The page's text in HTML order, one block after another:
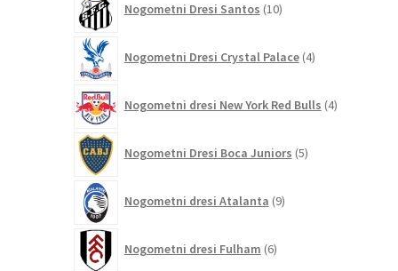
Nogometni Dresi Santos 10izdelkov
Nogometni Dresi Crystal Palace 4izdelki
Nogometni dresi New York Red Bulls 4izdelki
Nogometni Dresi Boca Juniors 5izdelkov
Nogometni dresi Atalanta 9izdelkov
Nogometni dresi Fulham 6izdelkov